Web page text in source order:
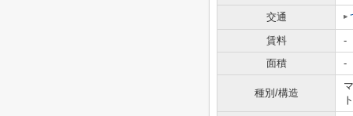
交通
賃料
-
面積
-
種別/構造
ト